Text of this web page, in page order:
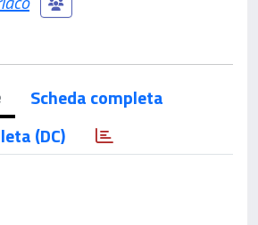
Scheda completa
(DC)